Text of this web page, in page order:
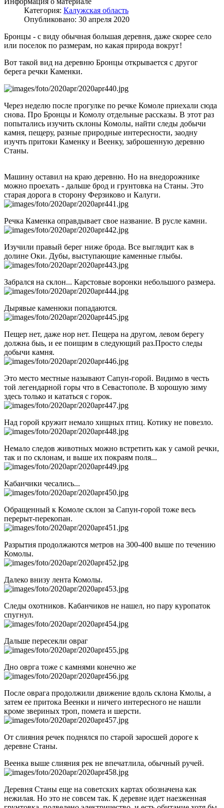
Категория: Калужская область
Опубликовано: 30 апреля 2020
Бронцы - с виду обычная большая деревня, даже скорее село
или поселок по размерам, но какая природа вокруг!
Вот такой вид на деревню Бронцы открывается с другог
берега речки Каменки.
Через неделю после прогулке по речке Комоле приехали сюда
снова. Про Бронцы и Комолу отдельные рассказы. В этот раз
попытались изучить склоны Комолы, найти следы добычи
камня, пещеру, разные природные интересности, заодну
изучть притоки Каменку и Веенку, заброшенную деревню
Станы.
Машину оставил на краю деревню. Но на внедорожнике
можно проехать - дальше брод и грунтовка на Станы. Это
старая дорога в сторону Ферзиково и Калуги.
Речка Каменка оправдывает свое название. В русле камни.
Изучили правый берег ниже брода. Все выглядит как в
долине Оки. Дубы, выступающие каменные глыбы.
Забрался на склон... Карстовые воронки небольшого размера.
Дырявые каменюки попадаются.
Пещер нет, даже нор нет. Пещера на другом, левом берегу
должна быь, и ее поищим в следующий раз.Просто следы
добычи камня.
Это место местные называют Сапун-горой. Видимо в честь
той легендарной горы что в Севастополе. В хорошую зиму
здесь только и кататься с горок.
Над горой кружит немало хищных птиц. Котику не повезло.
Немало следов животных можно встретить как у самой речки,
так и по склонам, и выше их покраям поля...
Кабанчики чесались...
Обращенный к Комоле склон за Сапун-горой тоже весь
перерыт-перекопан.
Разрытия продолжаются метров на 300-400 выше по течению
Комолы.
Далеко внизу лента Комолы.
Следы охотников. Кабанчиков не нашел, но пару куропаток
спугнул.
Дальше пересекли овраг
Дно оврга тоже с камнями конечно же
После оврага продолжили движение вдоль склона Кмолы, а
затем ее притока Веенки и ничего интересного не нашли
кроме звериных троп, помета и шерсти.
От слияния речек поднялся по старой заросшей дороге к
деревне Станы.
Веенка выше слияния рек не впечатлила, обычный ручей.
Деревня Станы еще на советских картах обозначена как
нежилая. Но это не совсем так. К деревне идет наезженная